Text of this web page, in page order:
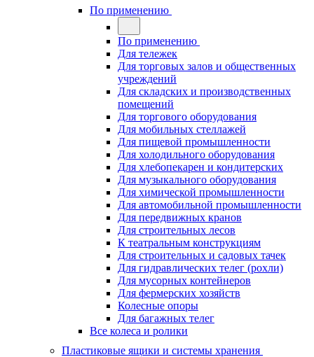
По применению
По применению
Для тележек
Для торговых залов и общественных
учреждений
Для складских и производственных
помещений
Для торгового оборудования
Для мобильных стеллажей
Для пищевой промышленности
Для холодильного оборудования
Для хлебопекарен и кондитерских
Для музыкального оборудования
Для химической промышленности
Для автомобильной промышленности
Для передвижных кранов
Для строительных лесов
К театральным конструкциям
Для строительных и садовых тачек
Для гидравлических телег (рохли)
Для мусорных контейнеров
Для фермерских хозяйств
Колесные опоры
Для багажных телег
Все колеса и ролики
Пластиковые ящики и системы хранения